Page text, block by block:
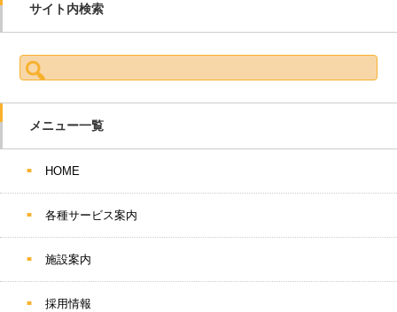
サイト内検索
検索:
メニュー一覧
HOME
各種サービス案内
施設案内
採用情報